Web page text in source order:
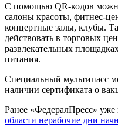
С помощью QR-кодов
салоны красоты, фитнес-
концертные залы, клубы.
действовать в торговых
развлекательных
питания.
Специальный мультипасс
наличии сертификата о
Ранее «ФедералПресс» уже
области нерабочие дни